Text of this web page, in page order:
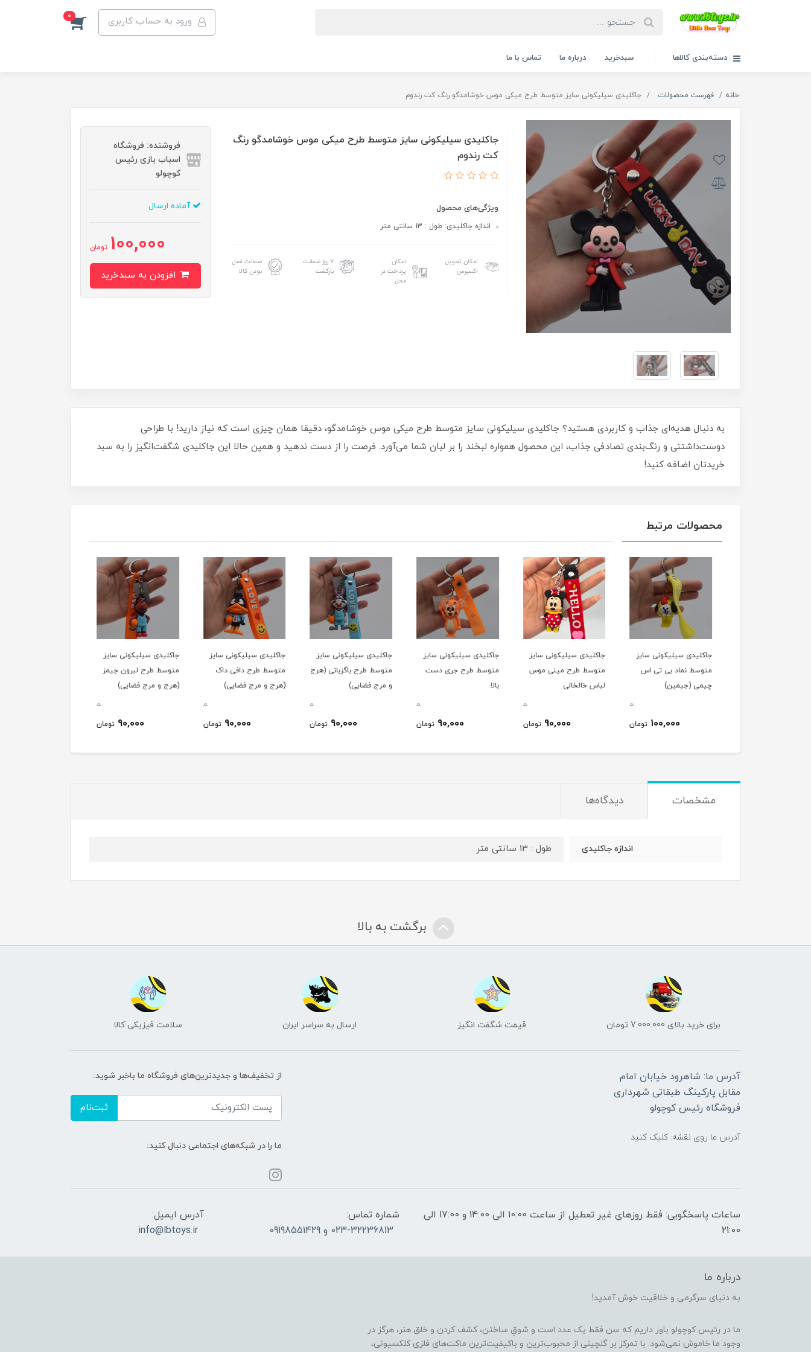
ورود به حساب کاربری 0
دسته‌بندی کالاها سبدخرید درباره ما تماس با ما
خانه فهرست محصولات جاکلیدی سیلیکونی سایز متوسط طرح میکی موس خوشامدگو رنگ کت رندوم
جاکلیدی سیلیکونی سایز متوسط طرح میکی موس خوشامدگو رنگ
کت رندوم
ویژگی‌های محصول
اندازه جاکلیدی: طول : 13 سانتی متر
امکان تحویل
اکسپرس
امکان
پرداخت در
محل
۷ روز ضمانت
بازگشت
ضمانت اصل
بودن کالا
فروشنده: فروشگاه
اسباب بازی رئیس
کوچولو
آماده ارسال
100,000 تومان
به دنبال هدیه‌ای جذاب و کاربردی هستید؟ جاکلیدی سیلیکونی سایز متوسط طرح میکی موس خوشامدگو، دقیقا همان چیزی است که نیاز دارید! با طراحی
دوست‌داشتنی و رنگ‌بندی تصادفی جذاب، این محصول همواره لبخند را بر لبان شما می‌آورد. فرصت را از دست ندهید و همین حالا این جاکلیدی شگفت‌انگیز را به سبد
خریدتان اضافه کنید!
محصولات مرتبط
جاکلیدی سیلیکونی سایز
متوسط نماد بی تی اس
چیمی (جیمین)
0
100,000 تومان
جاکلیدی سیلیکونی سایز
متوسط طرح مینی موس
لباس خالخالی
0
90,000 تومان
جاکلیدی سیلیکونی سایز
متوسط طرح جری دست
بالا
0
90,000 تومان
جاکلیدی سیلیکونی سایز
متوسط طرح باگزبانی (هرج
و مرج فضایی)
0
90,000 تومان
جاکلیدی سیلیکونی سایز
متوسط طرح دافی داک
(هرج و مرج فضایی)
0
90,000 تومان
جاکلیدی سیلیکونی سایز
متوسط طرح لبرون جیمز
(هرج و مرج فضایی)
0
90,000 تومان
مشخصات دیدگاه‌ها
اندازه جاکلیدی طول : 13 سانتی متر
برگشت به بالا
برای خرید بالای 7.000.000 تومان قیمت شگفت انگیز ارسال به سراسر ایران سلامت فیزیکی کالا
آدرس ما: شاهرود خیابان امام
مقابل پارکینگ طبقاتی شهرداری
فروشگاه رئیس کوچولو
آدرس ما روی نقشه: کلیک کنید
از تخفیف‌ها و جدیدترین‌های فروشگاه ما باخبر شوید:
ثبت‌نام
ما را در شبکه‌های اجتماعی دنبال کنید:
ساعات پاسخگویی: فقط روزهای غیر تعطیل از ساعت 10:00 الی 14:00 و 17:00 الی
21:00
شماره تماس:
023-32236813 و 09198551429
آدرس ایمیل:
info@lbtoys.ir
درباره ما
به دنیای سرگرمی و خلاقیت خوش آمدید!
ما در رئیس کوچولو باور داریم که سن فقط یک عدد است و شوقِ ساختن، کشف کردن و خلق هنر، هرگز در
وجود ما خاموش نمی‌شود. با تمرکز بر گلچینی از محبوب‌ترین و باکیفیت‌ترین ماکت‌های فلزی کلکسیونی،